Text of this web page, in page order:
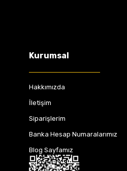
Kurumsal
Hakkımızda
İletişim
Siparişlerim
Banka Hesap Numaralarımız
Blog Sayfamız